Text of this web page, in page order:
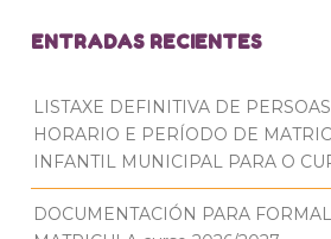
ENTRADAS RECIENTES
LISTAXE DEFINITIVA DE
HORARIO E PERÍODO DE
INFANTIL MUNICIPAL PARA O
DOCUMENTACIÓN PARA